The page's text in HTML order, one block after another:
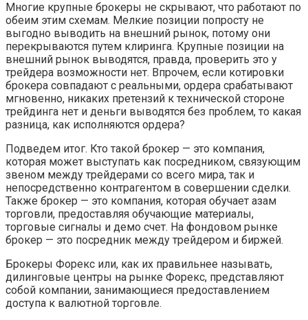
Многие крупные брокеры не скрывают, что работают по
обеим этим схемам. Мелкие позиции попросту не
выгодно выводить на внешний рынок, потому они
перекрываются путем клиринга. Крупные позиции на
внешний рынок выводятся, правда, проверить это у
трейдера возможности нет. Впрочем, если котировки
брокера совпадают с реальными, ордера срабатывают
мгновенно, никаких претензий к технической стороне
трейдинга нет и деньги выводятся без проблем, то какая
разница, как исполняются ордера?
Подведем итог. Кто такой брокер — это компания,
которая может выступать как посредником, связующим
звеном между трейдерами со всего мира, так и
непосредственно контрагентом в совершении сделки.
Также брокер — это компания, которая обучает азам
торговли, предоставляя обучающие материалы,
торговые сигналы и демо счет. На фондовом рынке
брокер — это посредник между трейдером и биржей.
Брокеры Форекс или, как их правильнее называть,
дилинговые центры на рынке Форекс, представляют
собой компании, занимающиеся предоставлением
доступа к валютной торговле.